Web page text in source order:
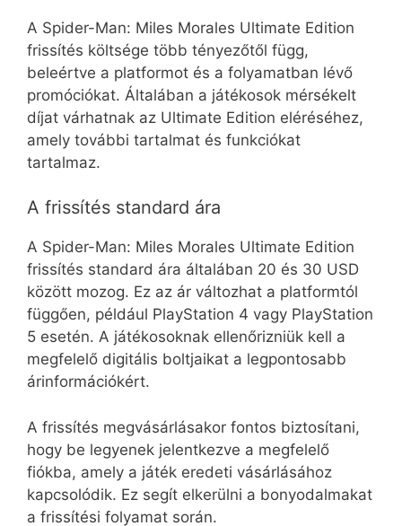
A Spider-Man: Miles Morales Ultimate Edition
frissítés költsége több tényezőtől függ,
beleértve a platformot és a folyamatban lévő
promóciókat. Általában a játékosok mérsékelt
díjat várhatnak az Ultimate Edition eléréséhez,
amely további tartalmat és funkciókat
tartalmaz.
A frissítés standard ára
A Spider-Man: Miles Morales Ultimate Edition
frissítés standard ára általában 20 és 30 USD
között mozog. Ez az ár változhat a platformtól
függően, például PlayStation 4 vagy PlayStation
5 esetén. A játékosoknak ellenőrizniük kell a
megfelelő digitális boltjaikat a legpontosabb
árinformációkért.
A frissítés megvásárlásakor fontos biztosítani,
hogy be legyenek jelentkezve a megfelelő
fiókba, amely a játék eredeti vásárlásához
kapcsolódik. Ez segít elkerülni a bonyodalmakat
a frissítési folyamat során.